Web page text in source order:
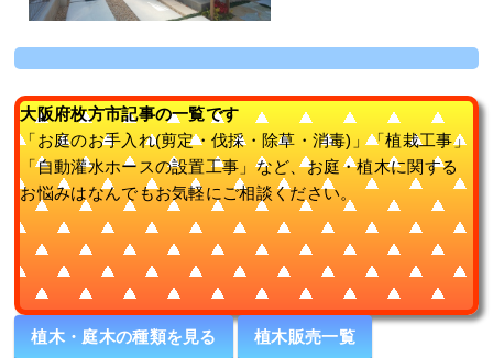
大阪府枚方市記事の一覧です
「お庭のお手入れ(剪定・伐採・除草・消毒)」「植栽工事」
「自動灌水ホースの設置工事」など、お庭・植木に関する
お悩みはなんでもお気軽にご相談ください。
植木・庭木の種類を見る 植木販売一覧